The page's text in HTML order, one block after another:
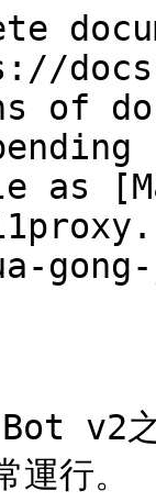
of
as
v2
行。